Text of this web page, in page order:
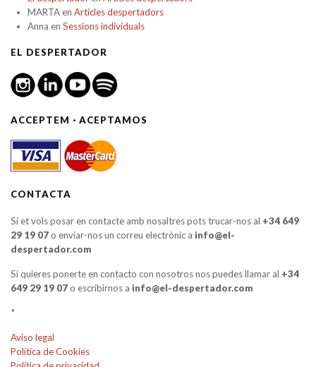
MARTAen Articles despertadors
Anna en Sessions individuals
EL DESPERTADOR
ACCEPTEM · ACEPTAMOS
CONTACTA
Si et vols posar en contacte amb nosaltres pots trucar-nos al +34 649
29 19 07o enviar-nos un correu electrònic a info@el-
despertador.com
Si quieres ponerte en contacto con nosotros nos puedes llamar al +34
649 29 19 07o escribirnos a info@el-despertador.com
*
Aviso legal
Política de Cookies